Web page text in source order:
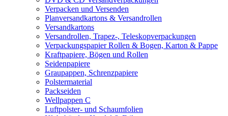
Verpacken und Versenden
Planversandkartons & Versandrollen
Versandkartons
Versandrollen, Trapez-, Teleskopverpackungen
Verpackungspapier Rollen & Bogen, Karton & Pappe
Kraftpapiere, Bögen und Rollen
Seidenpapiere
Graupappen, Schrenzpapiere
Polstermaterial
Packseiden
Wellpappen C
Luftpolster- und Schaumfolien